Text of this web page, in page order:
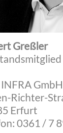
Greßler
GmbH
Richter-
Erfurt
0361 / 7